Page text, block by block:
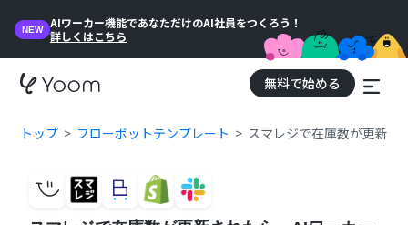
NEW
AIワーカー機能であなただけのAI社員をつくろう！
詳しくはこちら
無料で始める
トップ フローボットテンプレート スマレジで在庫数が更新